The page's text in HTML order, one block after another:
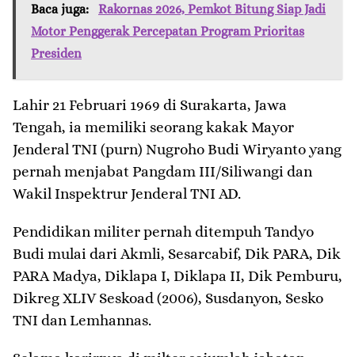
Baca juga:
Rakornas 2026, Pemkot Bitung Siap Jadi
Motor Penggerak Percepatan Program Prioritas
Presiden
Lahir 21 Februari 1969 di Surakarta, Jawa
Tengah, ia memiliki seorang kakak Mayor
Jenderal TNI (purn) Nugroho Budi Wiryanto yang
pernah menjabat Pangdam III/Siliwangi dan
Wakil Inspektrur Jenderal TNI AD.
Pendidikan militer pernah ditempuh Tandyo
Budi mulai dari Akmli, Sesarcabif, Dik PARA, Dik
PARA Madya, Diklapa I, Diklapa II, Dik Pemburu,
Dikreg XLIV Seskoad (2006), Susdanyon, Sesko
TNI dan Lemhannas.